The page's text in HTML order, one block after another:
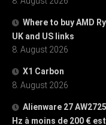
Where to buy AMD
UK and US links
8. August 2026
X1 Carbon
8. August 2026
Alienware 27
Hz à moins de 200 €